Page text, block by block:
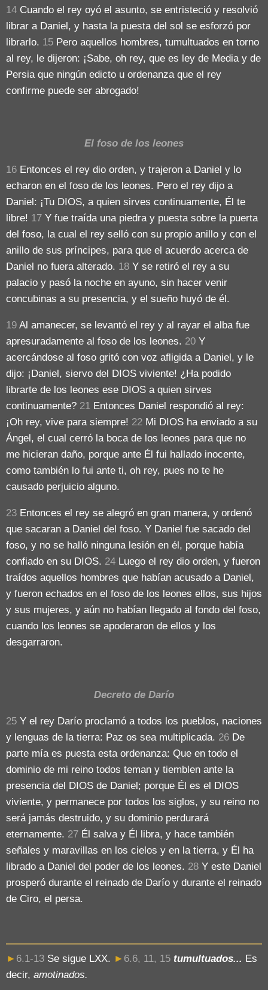
14 Cuando el rey oyó el asunto, se entristeció y resolvió
librar a Daniel, y hasta la puesta del sol se esforzó por
librarlo. 15 Pero aquellos hombres, tumultuados en torno
al rey, le dijeron: ¡Sabe, oh rey, que es ley de Media y de
Persia que ningún edicto u ordenanza que el rey
confirme puede ser abrogado!
El foso de los leones
16 Entonces el rey dio orden, y trajeron a Daniel y lo
echaron en el foso de los leones. Pero el rey dijo a
Daniel: ¡Tu DIOS, a quien sirves continuamente, Él te
libre! 17 Y fue traída una piedra y puesta sobre la puerta
del foso, la cual el rey selló con su propio anillo y con el
anillo de sus príncipes, para que el acuerdo acerca de
Daniel no fuera alterado. 18 Y se retiró el rey a su
palacio y pasó la noche en ayuno, sin hacer venir
concubinas a su presencia, y el sueño huyó de él.
19 Al amanecer, se levantó el rey y al rayar el alba fue
apresuradamente al foso de los leones. 20 Y
acercándose al foso gritó con voz afligida a Daniel, y le
dijo: ¡Daniel, siervo del DIOS viviente! ¿Ha podido
librarte de los leones ese DIOS a quien sirves
continuamente? 21 Entonces Daniel respondió al rey:
¡Oh rey, vive para siempre! 22 Mi DIOS ha enviado a su
Ángel, el cual cerró la boca de los leones para que no
me hicieran daño, porque ante Él fui hallado inocente,
como también lo fui ante ti, oh rey, pues no te he
causado perjuicio alguno.
23 Entonces el rey se alegró en gran manera, y ordenó
que sacaran a Daniel del foso. Y Daniel fue sacado del
foso, y no se halló ninguna lesión en él, porque había
confiado en su DIOS. 24 Luego el rey dio orden, y fueron
traídos aquellos hombres que habían acusado a Daniel,
y fueron echados en el foso de los leones ellos, sus hijos
y sus mujeres, y aún no habían llegado al fondo del foso,
cuando los leones se apoderaron de ellos y los
desgarraron.
Decreto de Darío
25 Y el rey Darío proclamó a todos los pueblos, naciones
y lenguas de la tierra: Paz os sea multiplicada. 26 De
parte mía es puesta esta ordenanza: Que en todo el
dominio de mi reino todos teman y tiemblen ante la
presencia del DIOS de Daniel; porque Él es el DIOS
viviente, y permanece por todos los siglos, y su reino no
será jamás destruido, y su dominio perdurará
eternamente. 27 Él salva y Él libra, y hace también
señales y maravillas en los cielos y en la tierra, y Él ha
librado a Daniel del poder de los leones. 28 Y este Daniel
prosperó durante el reinado de Darío y durante el reinado
de Ciro, el persa.
► 6.1-13 Se sigue LXX. ► 6.6, 11, 15 tumultuados... Es
decir, amotinados.